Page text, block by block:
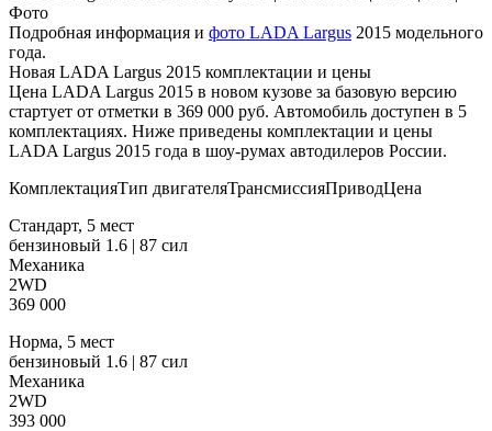
Фото
Подробная информация и фото LADA Largus 2015 модельного
года.
Новая LADA Largus 2015 комплектации и цены
Цена LADA Largus 2015 в новом кузове за базовую версию
стартует от отметки в 369 000 руб. Автомобиль доступен в 5
комплектациях. Ниже приведены комплектации и цены
LADA Largus 2015 года в шоу-румах автодилеров России.
КомплектацияТип двигателяТрансмиссияПриводЦена
Стандарт, 5 мест
бензиновый 1.6 | 87 сил
Механика
2WD
369 000
Норма, 5 мест
бензиновый 1.6 | 87 сил
Механика
2WD
393 000